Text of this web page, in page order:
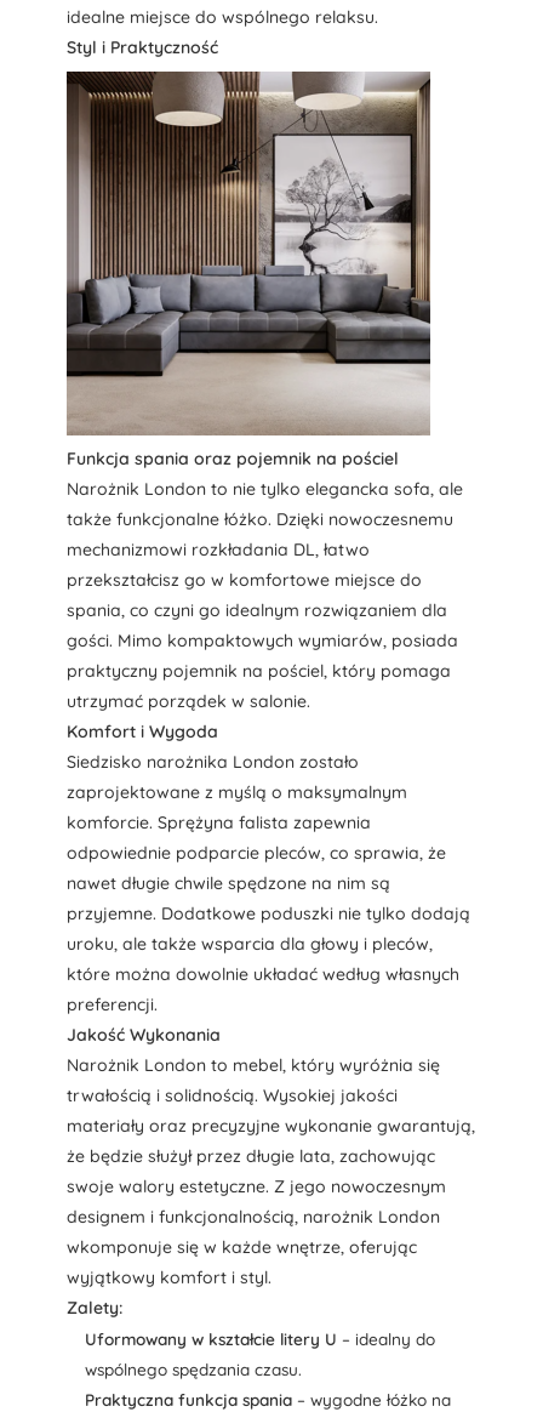
idealne miejsce do wspólnego relaksu.
Styl i Praktyczność
Funkcja spania oraz pojemnik na pościel
Narożnik London to nie tylko elegancka sofa, ale
także funkcjonalne łóżko. Dzięki nowoczesnemu
mechanizmowi rozkładania DL, łatwo
przekształcisz go w komfortowe miejsce do
spania, co czyni go idealnym rozwiązaniem dla
gości. Mimo kompaktowych wymiarów, posiada
praktyczny pojemnik na pościel, który pomaga
utrzymać porządek w salonie.
Komfort i Wygoda
Siedzisko narożnika London zostało
zaprojektowane z myślą o maksymalnym
komforcie. Sprężyna falista zapewnia
odpowiednie podparcie pleców, co sprawia, że
nawet długie chwile spędzone na nim są
przyjemne. Dodatkowe poduszki nie tylko dodają
uroku, ale także wsparcia dla głowy i pleców,
które można dowolnie układać według własnych
preferencji.
Jakość Wykonania
Narożnik London to mebel, który wyróżnia się
trwałością i solidnością. Wysokiej jakości
materiały oraz precyzyjne wykonanie gwarantują,
że będzie służył przez długie lata, zachowując
swoje walory estetyczne. Z jego nowoczesnym
designem i funkcjonalnością, narożnik London
wkomponuje się w każde wnętrze, oferując
wyjątkowy komfort i styl.
Zalety:
Uformowany w kształcie litery U – idealny do
wspólnego spędzania czasu.
Praktyczna funkcja spania– wygodne łóżko na